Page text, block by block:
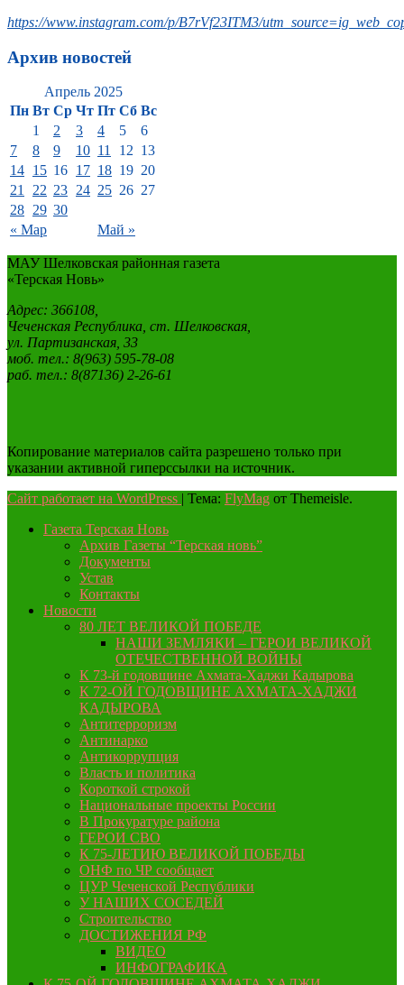
https://www.instagram.com/p/B7rVf23ITM3/
Архив новостей
Апрель 2025
Пн Вт Ср Чт Пт Сб Вс
« Мар Май »
1 2 3 4 5
6
7
8 9 10 11 12 13
14 15 16 17 18 19 20
21
22 23 24 25 26 27
28 29 30
МАУ Шелковская районная газета
«Терская Новь»
Адрес: 366108,
Чеченская Республика, ст. Шелковская,
ул. Партизанская, 33
моб. тел.: 8(963) 595-78-08
раб. тел.: 8(87136) 2-26-61
Копирование материалов сайта разрешено только при
указании активной гиперссылки на источник.
Сайт работает на WordPress | Тема: FlyMag от Themeisle.
Газета Терская Новь
Архив Газеты “Терская новь”
Документы
Устав
Контакты
Новости
80 ЛЕТ ВЕЛИКОЙ ПОБЕДЕ
НАШИ ЗЕМЛЯКИ – ГЕРОИ ВЕЛИКОЙ
ОТЕЧЕСТВЕННОЙ ВОЙНЫ
К 73-й годовщине Ахмата-Хаджи Кадырова
К 72-ОЙ ГОДОВЩИНЕ АХМАТА-ХАДЖИ
КАДЫРОВА
Антитерроризм
Антинарко
Антикоррупция
Власть и политика
Короткой строкой
Национальные проекты России
В Прокуратуре района
ГЕРОИ СВО
К 75-ЛЕТИЮ ВЕЛИКОЙ ПОБЕДЫ
ОНФ по ЧР сообщает
ЦУР Чеченской Республики
У НАШИХ СОСЕДЕЙ
Строительство
ДОСТИЖЕНИЯ РФ
ВИДЕО
ИНФОГРАФИКА